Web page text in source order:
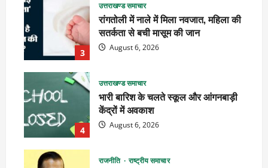
3
उत्तराखण्ड समाचार
रांगतोली में नाले में मिला नवजात, महिला की
सतर्कता से बची मासूम की जान
August 6, 2026
4
उत्तराखण्ड समाचार
भारी बारिश के चलते स्कूल और आंगनबाड़ी
केंद्रों में अवकाश
August 6, 2026
राजनीति राष्ट्रीय समाचार